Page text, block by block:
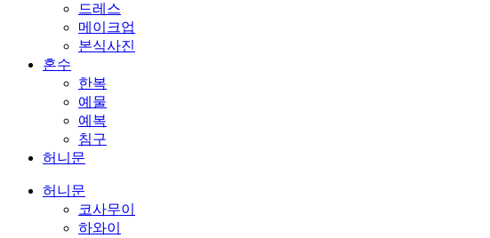
드레스
메이크업
본식사진
혼수
한복
예물
예복
침구
허니문
허니문
코사무이
하와이